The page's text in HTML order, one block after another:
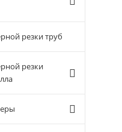
резки труб
резки